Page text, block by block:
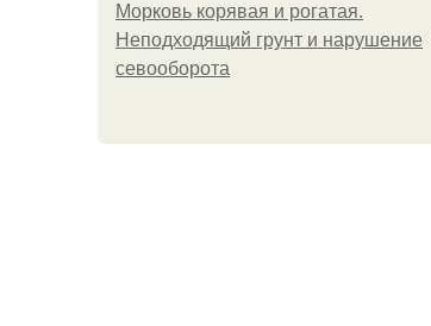
Морковь корявая и рогатая.
Неподходящий грунт и нарушение
севооборота